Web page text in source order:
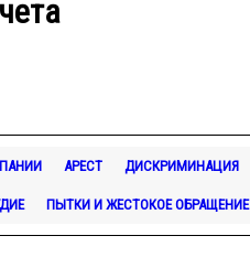
АРЕСТ ДИСКРИМИНАЦИЯ
ПЫТКИ И ЖЕСТОКОЕ ОБРАЩЕНИЕ